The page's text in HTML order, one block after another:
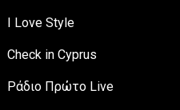
I Love Style
Check in Cyprus
Ράδιο Πρώτο Live